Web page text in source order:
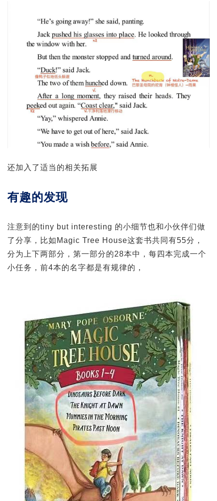
还加入了适当的相关拓展
有趣的发现
注意到的tiny but interesting 的小细节也和小伙伴们做
了分享，比如Magic Tree House这套书共同有55分，
分为上下两部分，第一部分的28本中，每四本完成一个
小任务，前4本的名字都是有规律的，